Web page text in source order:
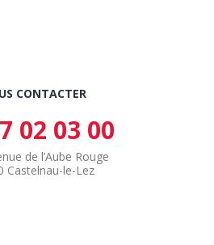
CONTACTER
02 03 00
de l’Aube Rouge
Castelnau-le-Lez